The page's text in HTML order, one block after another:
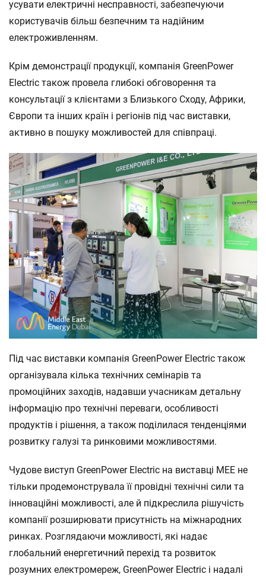
усувати електричні несправності, забезпечуючи
користувачів більш безпечним та надійним
електроживленням.
Крім демонстрації продукції, компанія GreenPower
Electric також провела глибокі обговорення та
консультації з клієнтами з Близького Сходу, Африки,
Європи та інших країн і регіонів під час виставки,
активно в пошуку можливостей для співпраці.
Під час виставки компанія GreenPower Electric також
організувала кілька технічних семінарів та
промоційних заходів, надавши учасникам детальну
інформацію про технічні переваги, особливості
продуктів і рішення, а також поділилася тенденціями
розвитку галузі та ринковими можливостями.
Чудове виступ GreenPower Electric на виставці MEE не
тільки продемонструвала її провідні технічні сили та
інноваційні можливості, але й підкреслила рішучість
компанії розширювати присутність на міжнародних
ринках. Розглядаючи можливості, які надає
глобальний енергетичний перехід та розвиток
розумних електромереж, GreenPower Electric і надалі